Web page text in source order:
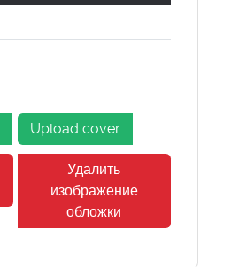
Upload cover
Удалить
изображение
обложки